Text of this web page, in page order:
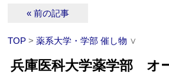
« 前の記事
TOP >薬系大学・学部 催し物 ∨
兵庫医科大学薬学部 オ